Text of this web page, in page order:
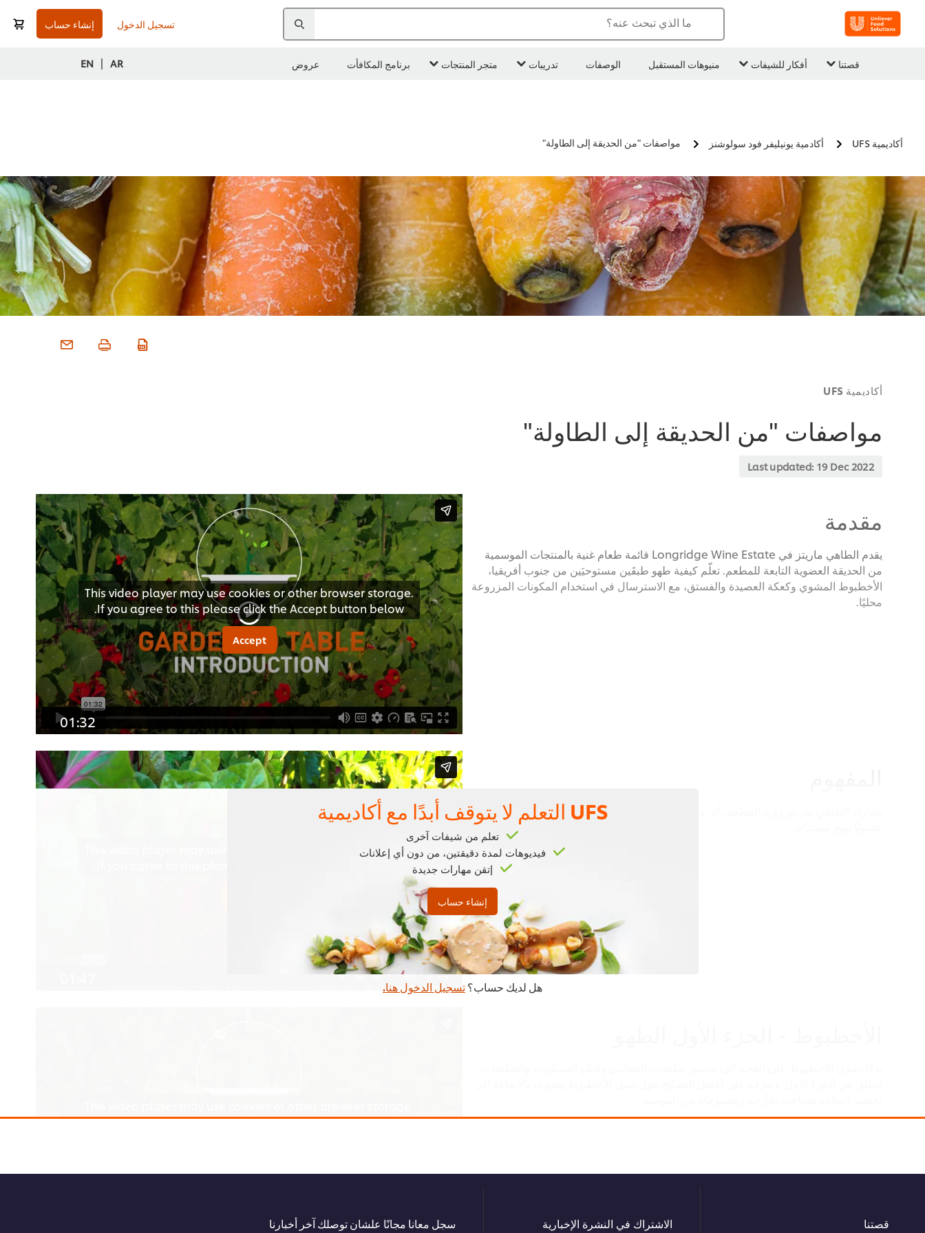
ما الذي تبحث عنه؟ تسجيل الدخول إنشاء حساب
قصتنا أفكار للشيفات منيوهات المستقبل الوصفات تدريبات متجر المنتجات برنامج المكافأت عروض AR
|
EN
أكاديمية UFS أكادمية يونيليفر فود سولوشنز مواصفات "من الحديقة إلى الطاولة"
أكاديمية UFS
مواصفات "من الحديقة إلى الطاولة"
Last updated: 19 Dec 2022
This video player may use cookies or other browser storage.
If you agree to this please click the Accept button below.
Accept
01:32
مقدمة
يقدم الطاهي ماريتز في Longridge Wine Estate قائمة طعام غنية بالمنتجات الموسمية
من الحديقة العضوية التابعة للمطعم. تعلّم كيفية طهو طبقَين مستوحيَين من جنوب أفريقيا،
الأخطبوط المشوي وكعكة العصيدة والفستق، مع الاسترسال في استخدام المكونات المزروعة
محليًا.
This video player may use cookies or other browser storage.
If you agree to this please click the Accept button below.
يشارك الطاهي ماريتز رؤية المطعم، أي مفهوم "من الحديقة إلى الطاولة" الذي يقدم طعامًا
If you agree to this please click the Accept button below.
UFS التعلم لا يتوقف أبدًا مع أكاديمية
تعلم من شيفات آخرى
فيديوهات لمدة دقيقتين، من دون أي إعلانات
إتقن مهارات جديدة
إنشاء حساب
هل لديك حساب؟تسجيل الدخول هنا.
قصتنا
الاشتراك في النشرة الإخبارية
سجل معانا مجانًا علشان توصلك آخر أخبارنا